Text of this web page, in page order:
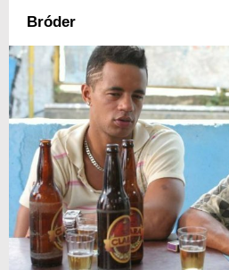
Bróder